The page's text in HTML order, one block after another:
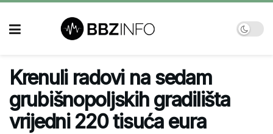
Krenuli radovi na sedam
grubišnopoljskih gradilišta
vrijedni 220 tisuća eura